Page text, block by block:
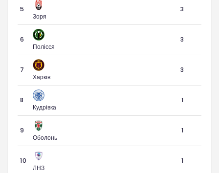
5
Зоря
3
6
Полісся
3
7
Харків
3
8
Кудрівка
1
9
Оболонь
1
10
ЛНЗ
1